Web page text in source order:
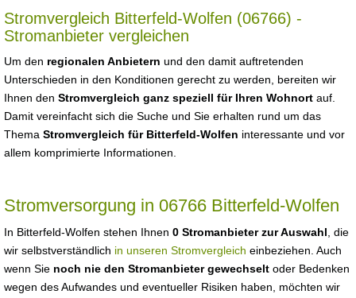
Stromvergleich Bitterfeld-Wolfen (06766) -
Stromanbieter vergleichen
Um den regionalen Anbietern und den damit auftretenden
Unterschieden in den Konditionen gerecht zu werden, bereiten wir
Ihnen den Stromvergleich ganz speziell für Ihren Wohnort auf.
Damit vereinfacht sich die Suche und Sie erhalten rund um das
Thema Stromvergleich für Bitterfeld-Wolfen interessante und vor
allem komprimierte Informationen.
Stromversorgung in 06766 Bitterfeld-Wolfen
In Bitterfeld-Wolfen stehen Ihnen 0 Stromanbieter zur Auswahl , die
wir selbstverständlich in unseren Stromvergleich einbeziehen. Auch
wenn Sie noch nie den Stromanbieter gewechselt oder Bedenken
wegen des Aufwandes und eventueller Risiken haben, möchten wir